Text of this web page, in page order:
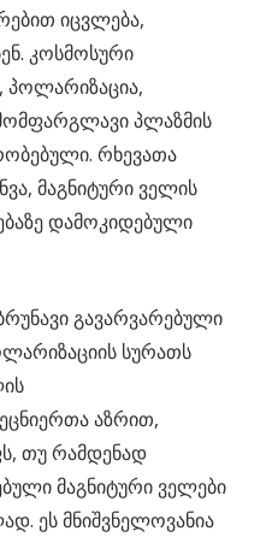
იცვლება,
კოსმოსური
პოლარიზაცია,
პლაზმის
რხევათა
მაგნიტური ველის
დამოკიდებული
გავარვარებული
სურათს
აზრით,
თუ რამდენად
მაგნიტური ველები
ეს მნიშვნელოვანია